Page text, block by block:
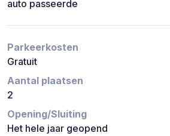
auto passeerde
Parkeerkosten
Gratuit
Aantal plaatsen
2
Opening/Sluiting
Het hele jaar geopend